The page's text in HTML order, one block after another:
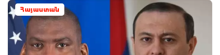
Հայաստան